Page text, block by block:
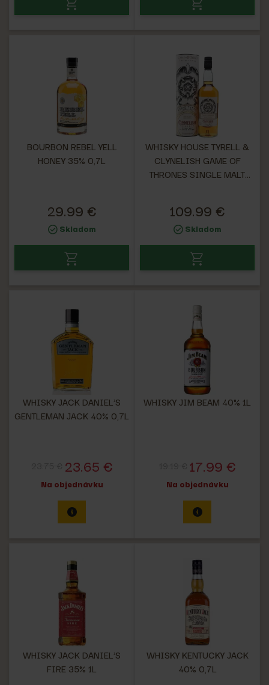
BOURBON REBEL YELL
HONEY 35% 0,7L
29.99 €
Skladom
WHISKY HOUSE TYRELL &
CLYNELISH GAME OF
THRONES SINGLE MALT
109.99 €
Skladom
WHISKY JACK DANIEL'S
GENTLEMAN JACK 40% 0,7L
23.65 €
Na objednávku
WHISKY JIM BEAM 40% 1L
17.99 €
Na objednávku
WHISKY JACK DANIEL'S
FIRE 35% 1L
WHISKY KENTUCKY JACK
40% 0,7L